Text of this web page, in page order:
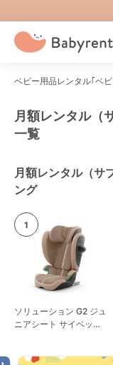
ベビー用品レンタル｢ベ
月額レンタル（
一覧
月額レンタル（サ
ング
ソリューション G2 ジュ
ニアシート サイベック